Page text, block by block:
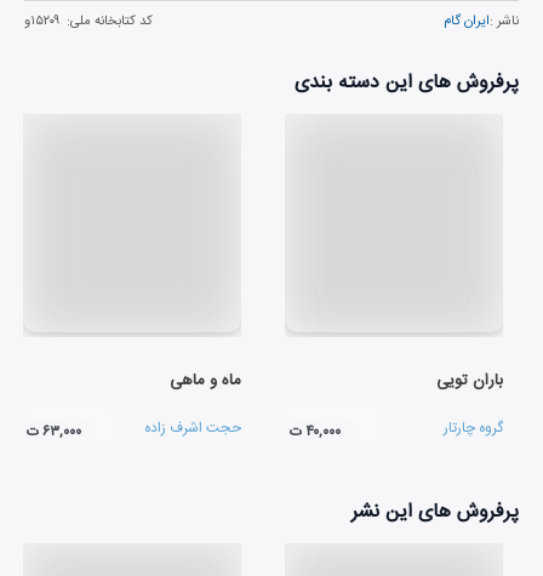
ناشر :ایران گام کد کتابخانه ملی: ۱۵۲۰۹و
پرفروش های این دسته بندی
باران تویی
گروه چارتار ۴۰,۰۰۰ ت
ماه و ماهی
حجت اشرف زاده ۶۳,۰۰۰ ت
پرفروش های این نشر